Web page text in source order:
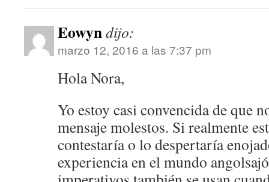
Eowyndijo:
marzo 12, 2016 a las 7:37 pm
Hola Nora,
Yo estoy casi convencida de que
mensaje molestos. Si realmente
contestaría o lo despertaría
experiencia en el mundo